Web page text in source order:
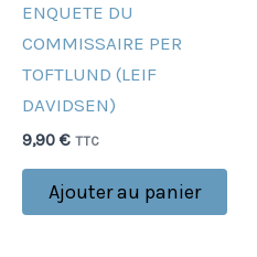
ENQUETE DU
COMMISSAIRE PER
TOFTLUND (LEIF
DAVIDSEN)
9,90 € TTC
Ajouter au panier